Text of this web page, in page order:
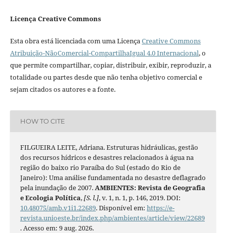
Licença Creative Commons
Esta obra está licenciada com uma LicençaCreative Commons
Atribuição-NãoComercial-CompartilhaIgual 4.0 Internacional, o
que permite compartilhar, copiar, distribuir, exibir, reproduzir, a
totalidade ou partes desde que não tenha objetivo comercial e
sejam citados os autores e a fonte.
HOW TO CITE
FILGUEIRA LEITE, Adriana. Estruturas hidráulicas, gestão
dos recursos hídricos e desastres relacionados à água na
região do baixo rio Paraíba do Sul (estado do Rio de
Janeiro): Uma análise fundamentada no desastre deflagrado
pela inundação de 2007.AMBIENTES: Revista de Geografia
e Ecologia Política,[S. l.], v. 1, n. 1, p. 146, 2019. DOI:
10.48075/amb.v1i1.22689. Disponível em: https://e-
revista.unioeste.br/index.php/ambientes/article/view/22689
. Acesso em: 9 aug. 2026.